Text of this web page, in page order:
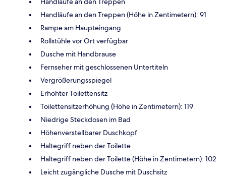
Handläufe an den Treppen (Höhe in Zentimetern): 91
Rampe am Haupteingang
Rollstühle vor Ort verfügbar
Dusche mit Handbrause
Fernseher mit geschlossenen Untertiteln
Vergrößerungsspiegel
Erhöhter Toilettensitz
Toilettensitzerhöhung (Höhe in Zentimetern): 119
Niedrige Steckdosen im Bad
Höhenverstellbarer Duschkopf
Haltegriff neben der Toilette
Haltegriff neben der Toilette (Höhe in Zentimetern): 102
Leicht zugängliche Dusche mit Duschsitz